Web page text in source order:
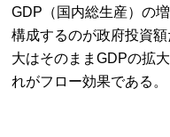
GDP（国内総生産）の
構成するのが政府投資
大はそのままGDPの拡
れがフロー効果である。